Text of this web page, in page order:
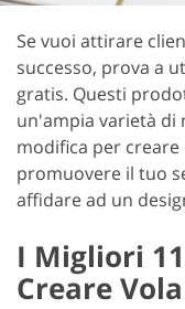
Se vuoi attirare
successo, prova a
gratis. Questi
un'ampia varietà di
modifica per
promuovere il tuo
affidare ad un
I Migliori
Creare